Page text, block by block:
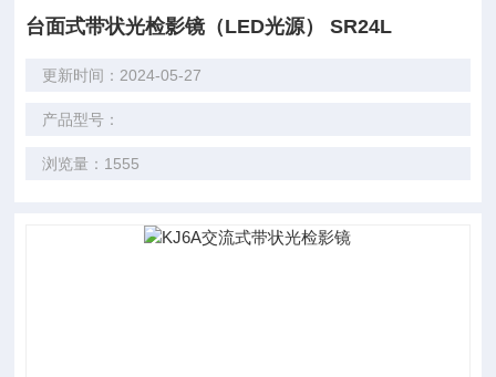
台面式带状光检影镜（LED光源） SR24L
更新时间：2024-05-27
产品型号：
浏览量：1555